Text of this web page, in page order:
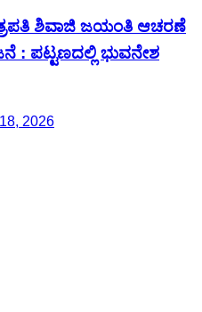
ಶಿವಾಜಿ ಜಯಂತಿ ಆಚರಣೆ
: ಪಟ್ಟಣದಲ್ಲಿ ಭುವನೇಶ
2026